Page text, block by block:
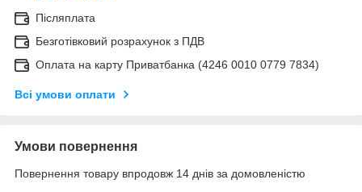
Післяплата
Безготівковий розрахунок з ПДВ
Оплата на карту Приватбанка (4246 0010 0779 7834)
Всі умови оплати
Умови повернення
Повернення товару впродовж 14 днів за домовленістю